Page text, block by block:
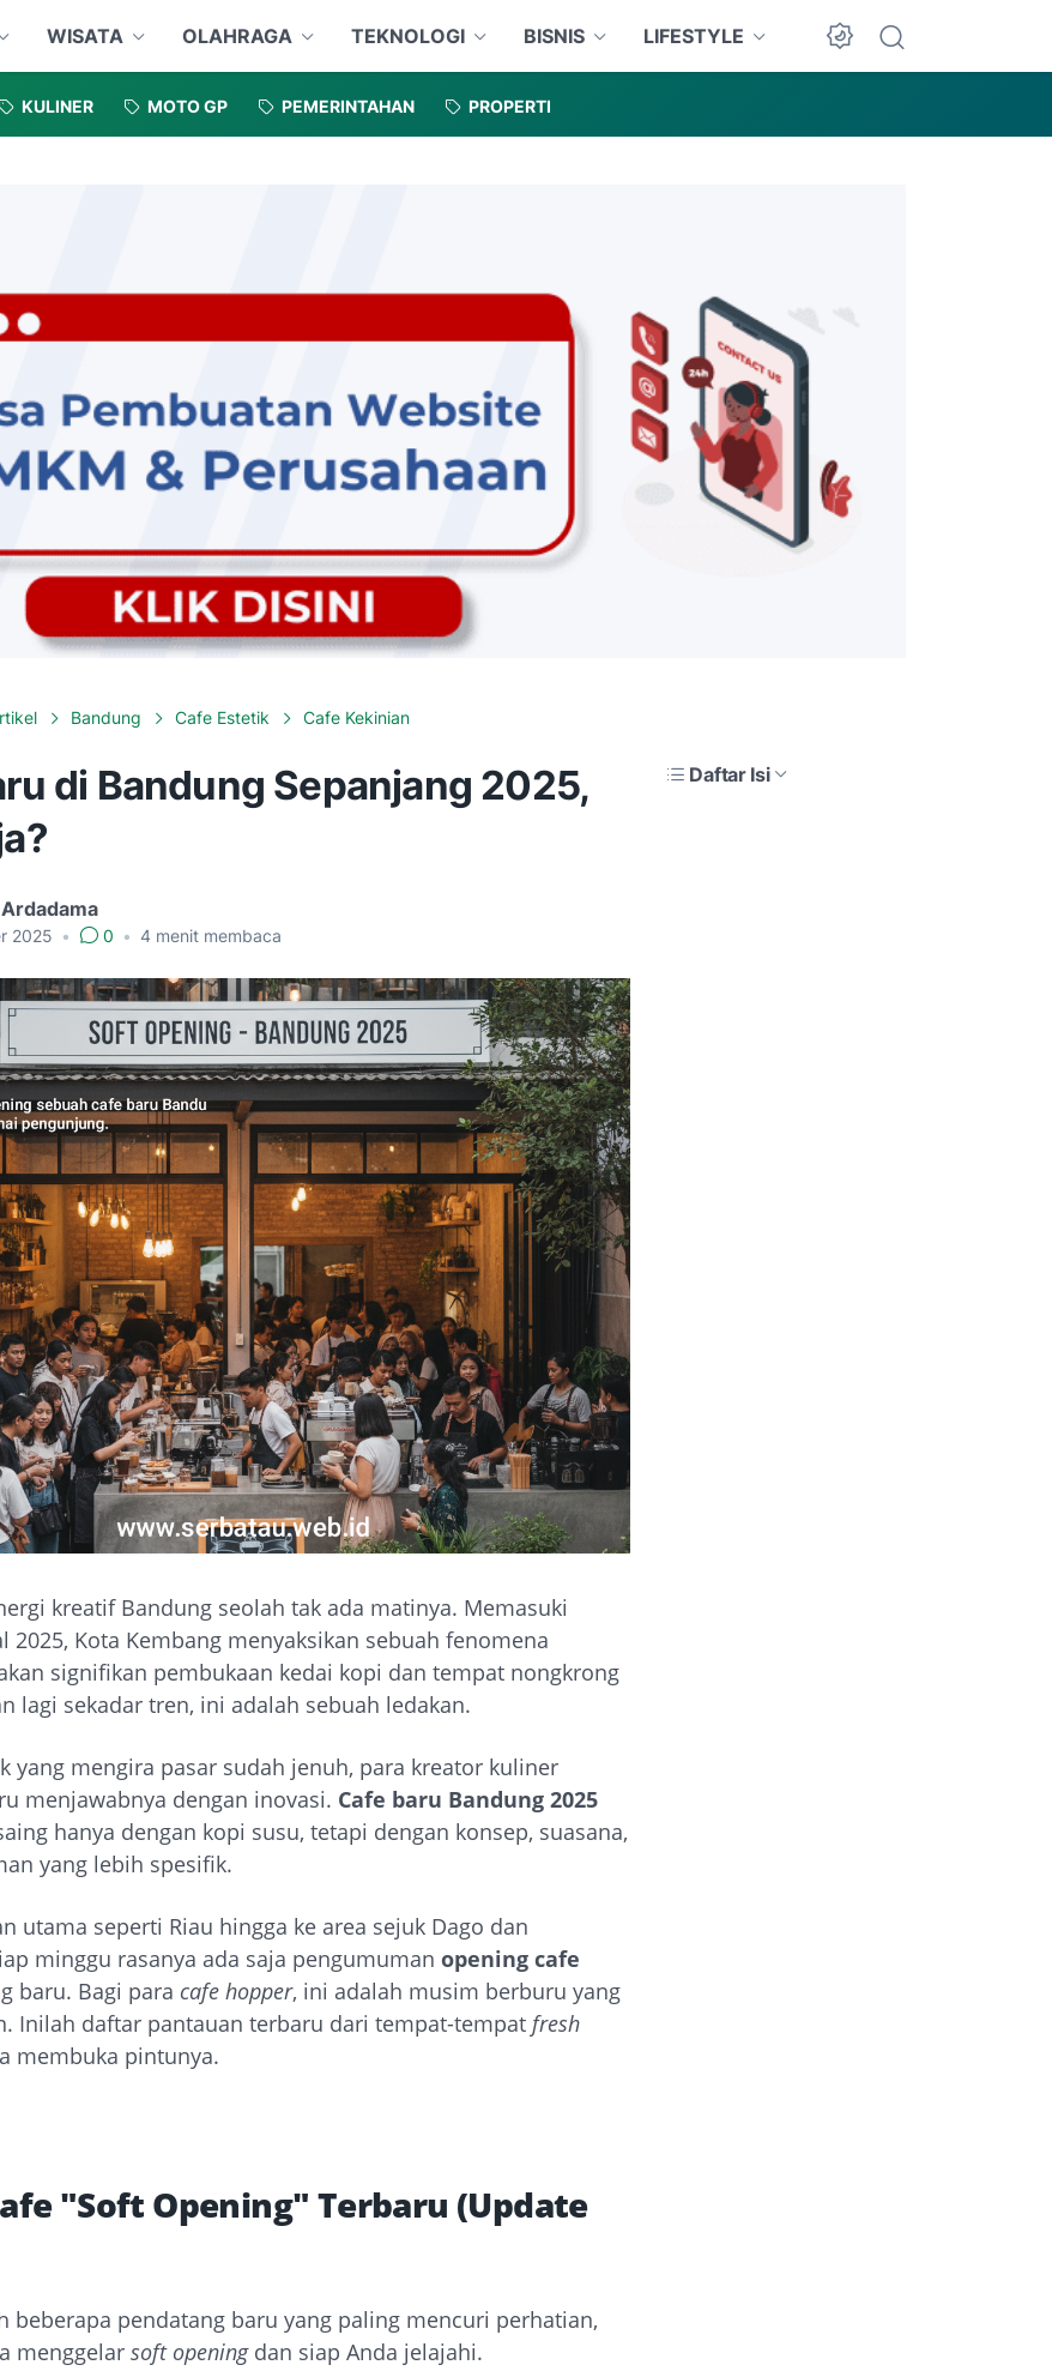
WISATA OLAHRAGA TEKNOLOGI BISNIS LIFESTYLE
KULINER MOTO GP PEMERINTAHAN PROPERTI
Bandung Cafe Estetik Cafe Kekinian
di Bandung Sepanjang 2025,
2025 • 0 • 4 menit membaca
Daftar Isi
kreatif Bandung seolah tak ada matinya. Memasuki
2025, Kota Kembang menyaksikan sebuah fenomena
signifikan pembukaan kedai kopi dan tempat nongkrong
lagi sekadar tren, ini adalah sebuah ledakan.
yang mengira pasar sudah jenuh, para kreator kuliner
menjawabnya dengan inovasi. Cafe baru Bandung 2025
hanya dengan kopi susu, tetapi dengan konsep, suasana,
yang lebih spesifik.
utama seperti Riau hingga ke area sejuk Dago dan
minggu rasanya ada saja pengumuman opening cafe
baru. Bagi para cafe hopper, ini adalah musim berburu yang
Inilah daftar pantauan terbaru dari tempat-tempat fresh
membuka pintunya.
"Soft Opening" Terbaru (Update
beberapa pendatang baru yang paling mencuri perhatian,
menggelar soft openingdan siap Anda jelajahi.